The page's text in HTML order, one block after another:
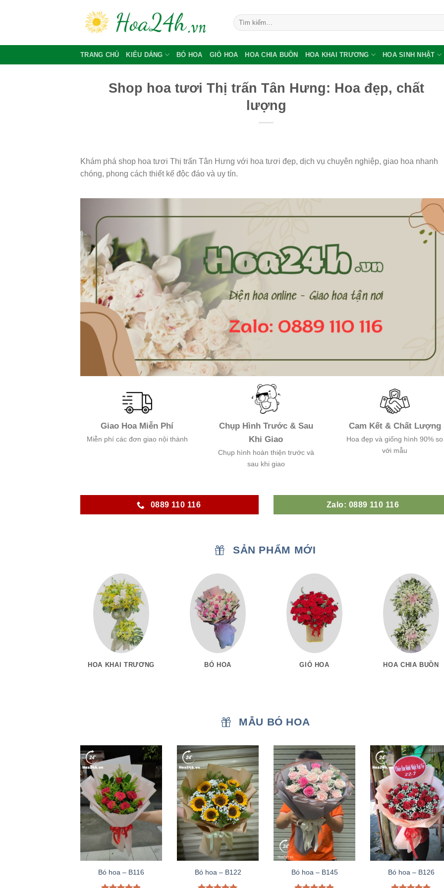
Tìm
kiếm:
TRANG CHỦ KIỂU DÁNG BÓ HOA GIỎ HOA HOA CHIA BUỒN HOA KHAI TRƯƠNG HOA SINH NHẬT
Shop hoa tươi Thị trấn Tân Hưng: Hoa đẹp, chất
lượng
Khám phá shop hoa tươi Thị trấn Tân Hưng với hoa tươi đẹp, dịch vụ chuyên nghiệp, giao hoa nhanh
chóng, phong cách thiết kế độc đáo và uy tín.
Giao Hoa Miễn Phí
Miễn phí các đơn giao nội thành
Chụp Hình Trước & Sau
Khi Giao
Chụp hình hoàn thiện trước và
sau khi giao
Cam Kết & Chất Lượng
Hoa đẹp và giống hình 90% so
với mẫu
0889 110 116 Zalo: 0889 110 116
SẢN PHẨM MỚI
HOA KHAI TRƯƠNG BÓ HOA GIỎ HOA HOA CHIA BUỒN
MẪU BÓ HOA
Bó hoa – B116 Bó hoa – B122 Bó hoa – B145 Bó hoa – B126